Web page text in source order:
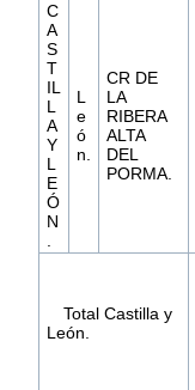
C
A
S
T
IL
L
A
Y
L
E
Ó
N
L
e
ó
n.
CR DE
LA
RIBERA
ALTA
DEL
PORMA.
Total Castilla y
León.